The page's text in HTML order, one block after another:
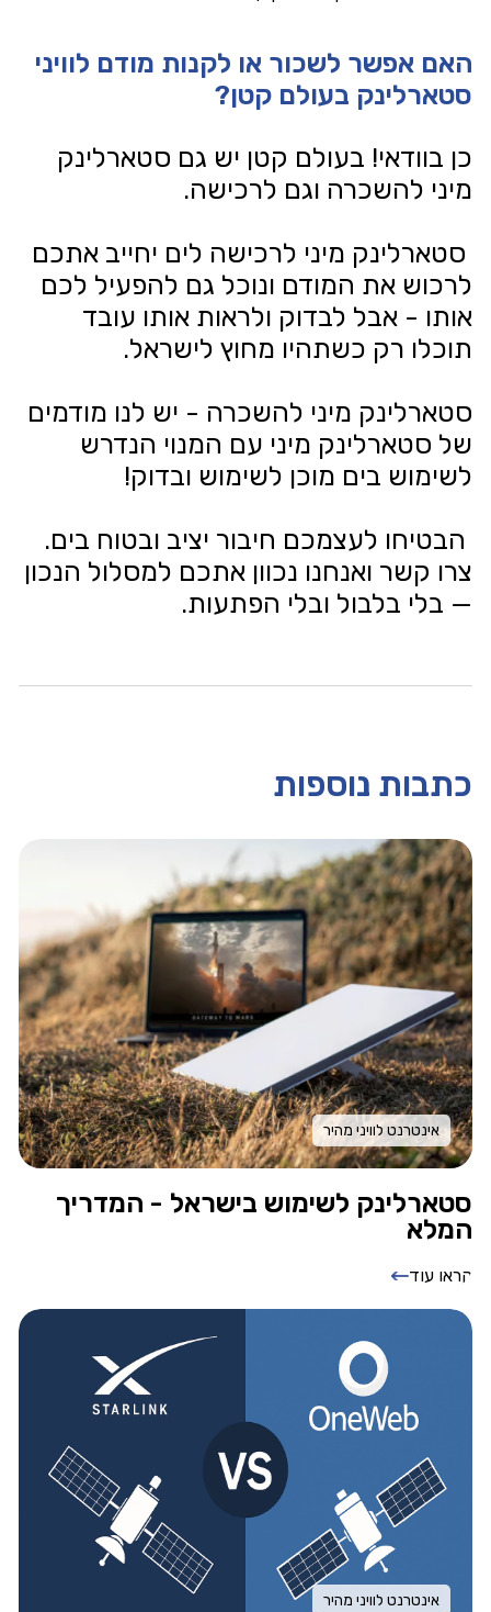
האם אפשר לשכור או לקנות מודם לוויני
סטארלינק בעולם קטן?
כן בוודאי! בעולם קטן יש גם סטארלינק
מיני להשכרה וגם לרכישה.
סטארלינק מיני לרכישה לים יחייב אתכם
לרכוש את המודם ונוכל גם להפעיל לכם
אותו - אבל לבדוק ולראות אותו עובד
תוכלו רק כשתהיו מחוץ לישראל.
סטארלינק מיני להשכרה - יש לנו מודמים
של סטארלינק מיני עם המנוי הנדרש
לשימוש בים מוכן לשימוש ובדוק!
הבטיחו לעצמכם חיבור יציב ובטוח בים.
צרו קשר ואנחנו נכוון אתכם למסלול הנכון
— בלי בלבול ובלי הפתעות.
כתבות נוספות
אינטרנט לוויני מהיר
סטארלינק לשימוש בישראל - המדריך
המלא
קראו עוד
אינטרנט לוויני מהיר